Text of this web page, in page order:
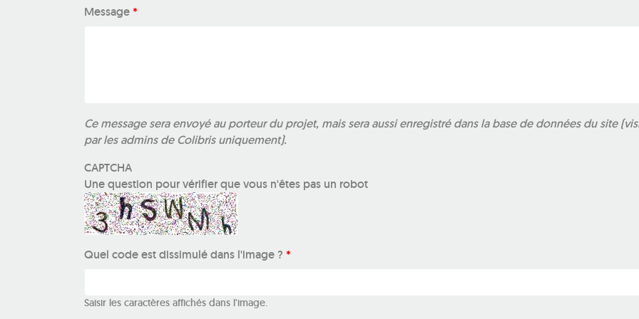
Message *
Ce message sera envoyé au porteur du projet, mais sera aussi enregistré dans la base de données du site
par les admins de Colibris uniquement).
CAPTCHA
Une question pour vérifier que vous n'êtes pas un robot
Quel code est dissimulé dans l'image ? *
Saisir les caractères affichés dans l'image.